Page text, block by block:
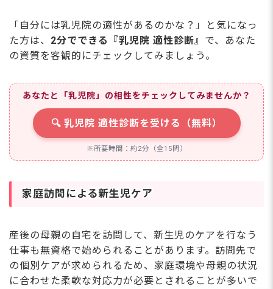
「自分には乳児院の適性があるのかな？」と気になっ
た方は、 2分でできる『乳児院 適性診断』 で、あなた
の資質を客観的にチェックしてみましょう。
あなたと「乳児院」の相性をチェックしてみませんか？
🔍 乳児院 適性診断を受ける（無料）
※所要時間：約2分（全15問）
家庭訪問による新生児ケア
産後の母親の自宅を訪問して、新生児のケアを行なう
仕事も無資格で始められることがあります。訪問先で
の個別ケアが求められるため、家庭環境や母親の状況
に合わせた柔軟な対応力が必要とされることが多いで